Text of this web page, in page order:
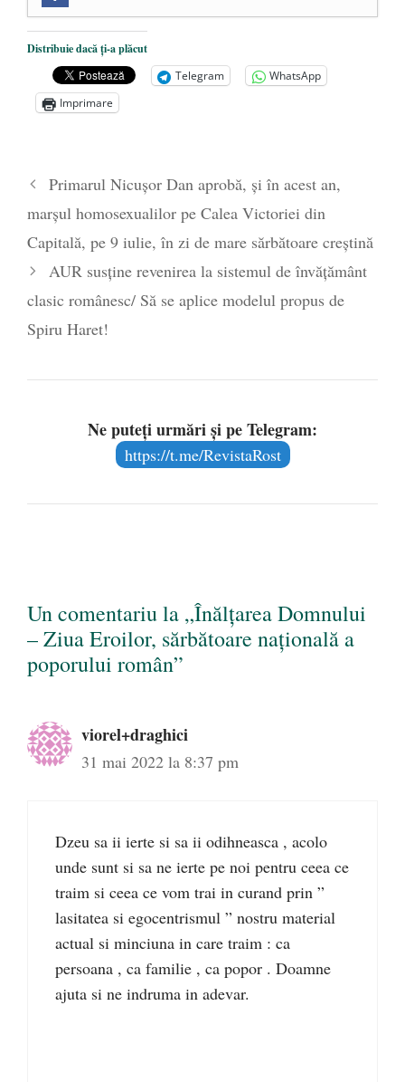
Nicolae Steinhardt, comemorat la 102 ani
de la naștere
- 29 iulie 2024
„Carnea cultivată” în laborator, tot mai
Părintele mărturisitor Constantin
Mănăstirea Cernica
Distribuie dacă ți-a plăcut
Telegram
WhatsApp
Imprimare
Primarul Nicușor Dan aprobă, și în acest an,
marșul homosexualilor pe Calea Victoriei din
Capitală, pe 9 iulie, în zi de mare sărbătoare creștină
AUR susține revenirea la sistemul de învățământ
clasic românesc/ Să se aplice modelul propus de
Spiru Haret!
Ne puteți urmări și pe Telegram:
https://t.me/RevistaRost
Un comentariu la „Înălţarea Domnului
– Ziua Eroilor, sărbătoare națională a
poporului român”
viorel+draghici
31 mai 2022 la 8:37 pm
Dzeu sa ii ierte si sa ii odihneasca , acolo
unde sunt si sa ne ierte pe noi pentru ceea ce
traim si ceea ce vom trai in curand prin ”
lasitatea si egocentrismul ” nostru material
actual si minciuna in care traim : ca
persoana , ca familie , ca popor . Doamne
ajuta si ne indruma in adevar.